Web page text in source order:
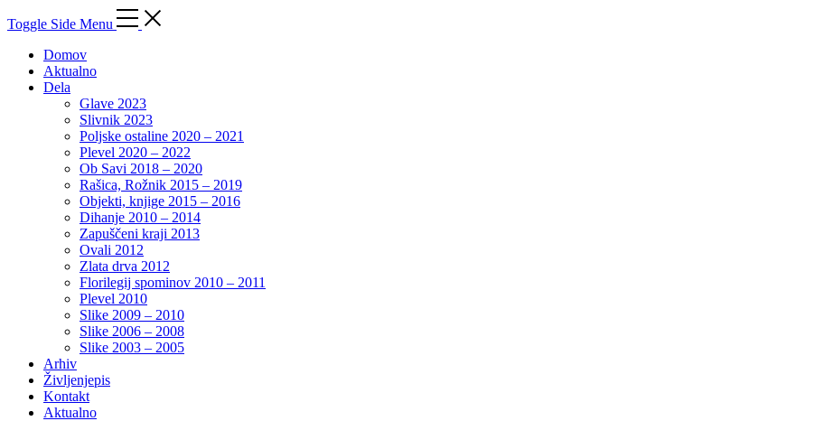
Toggle Side Menu
Domov
Aktualno
Dela
Glave 2023
Slivnik 2023
Poljske ostaline 2020 – 2021
Plevel 2020 – 2022
Ob Savi 2018 – 2020
Rašica, Rožnik 2015 – 2019
Objekti, knjige 2015 – 2016
Dihanje 2010 – 2014
Zapuščeni kraji 2013
Ovali 2012
Zlata drva 2012
Florilegij spominov 2010 – 2011
Plevel 2010
Slike 2009 – 2010
Slike 2006 – 2008
Slike 2003 – 2005
Arhiv
Življenjepis
Kontakt
Aktualno